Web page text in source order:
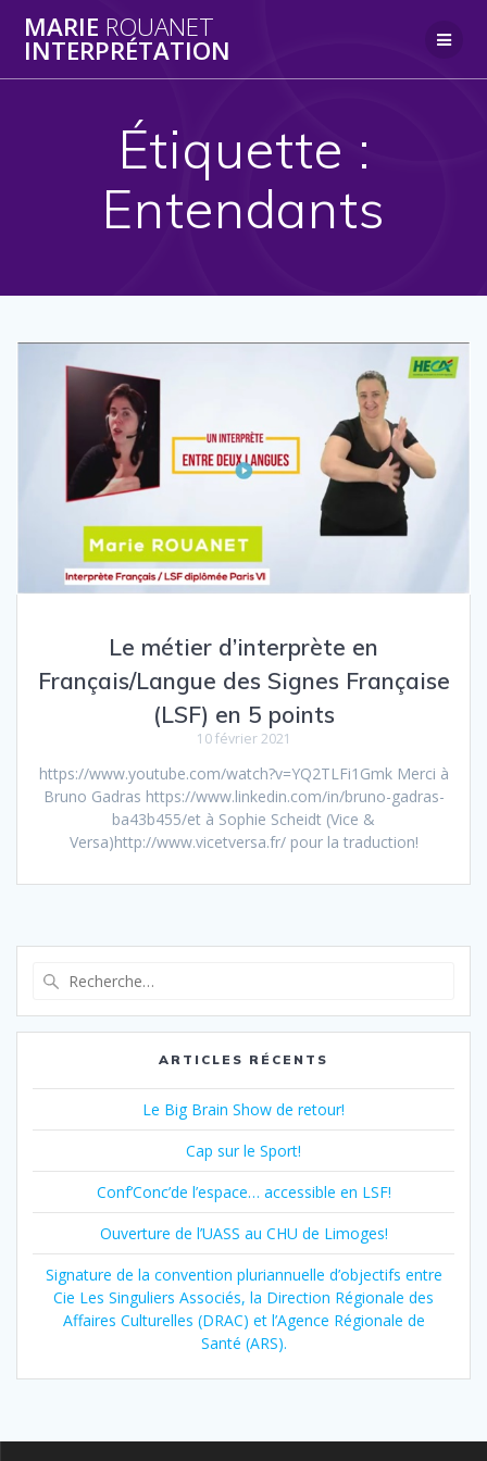
MARIE ROUANET
INTERPRÉTATION
Étiquette :
Entendants
Le métier d’interprète en
Français/Langue des Signes Française
(LSF) en 5 points
10 février 2021
https://www.youtube.com/watch?v=YQ2TLFi1Gmk Merci à
Bruno Gadras https://www.linkedin.com/in/bruno-gadras-
ba43b455/et à Sophie Scheidt (Vice &
Versa)http://www.vicetversa.fr/ pour la traduction!
:
ARTICLES RÉCENTS
Le Big Brain Show de retour!
Cap sur le Sport!
Conf’Conc’de l’espace… accessible en LSF!
Ouverture de l’UASS au CHU de Limoges!
Signature de la convention pluriannuelle d’objectifs entre
Cie Les Singuliers Associés, la Direction Régionale des
Affaires Culturelles (DRAC) et l’Agence Régionale de
Santé (ARS).